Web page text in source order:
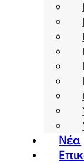
Νέα